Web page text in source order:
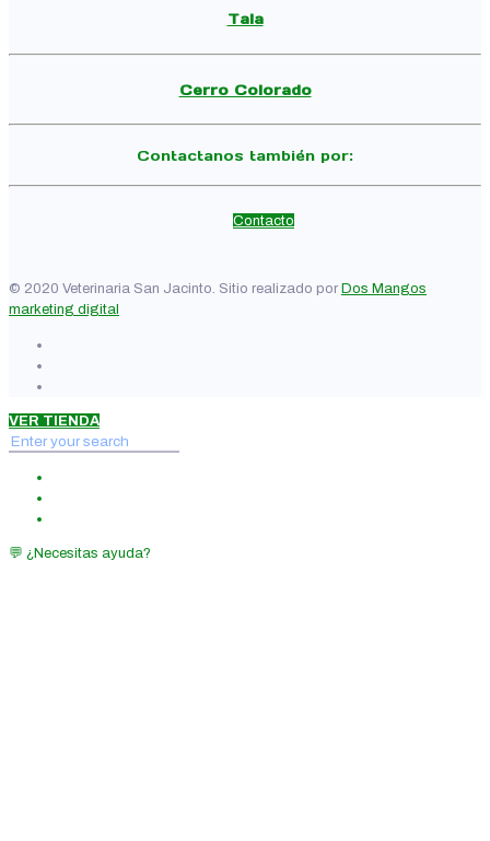
Tala
Cerro Colorado
Contactanos también por:
Contacto
© 2020 Veterinaria San Jacinto. Sitio realizado por Dos Mangos
marketing digital
VER TIENDA
💬 ¿Necesitas ayuda?